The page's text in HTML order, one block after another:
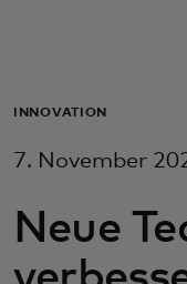
Für
Für
INNOVATION
7. November
Neue